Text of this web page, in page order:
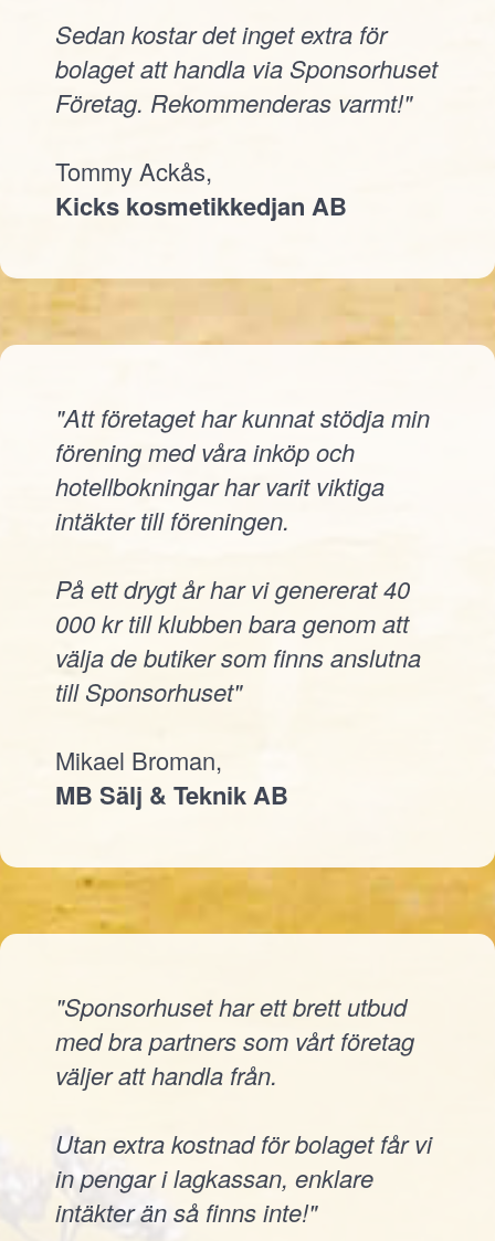
Sedan kostar det inget extra för
bolaget att handla via Sponsorhuset
Företag. Rekommenderas varmt!"
Tommy Ackås,
Kicks kosmetikkedjan AB
"Att företaget har kunnat stödja min
förening med våra inköp och
hotellbokningar har varit viktiga
intäkter till föreningen.
På ett drygt år har vi genererat 40
000 kr till klubben bara genom att
välja de butiker som finns anslutna
till Sponsorhuset"
Mikael Broman,
MB Sälj & Teknik AB
"Sponsorhuset har ett brett utbud
med bra partners som vårt företag
väljer att handla från.
Utan extra kostnad för bolaget får vi
in pengar i lagkassan, enklare
intäkter än så finns inte!"